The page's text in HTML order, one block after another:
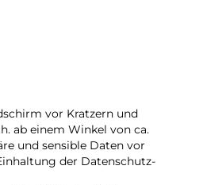
vor Kratzern und
ab einem Winkel von ca.
und sensible Daten vor
der Datenschutz-